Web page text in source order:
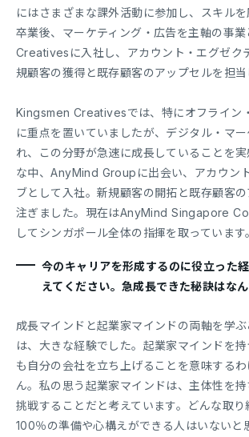
にはさまざまな課外活動に参加し、スキル
卒業後、マーケティング・広告を主軸の事
Creativesに入社し、アカウント・エグゼク
規顧客の獲得と既存顧客のアップセルを担当
Kingsmen Creativesでは、特にオフライン
に重点を置いていましたが、デジタル・マ
れ、この分野が急速に成長していることを
な中、AnyMind Groupに出会い、アカウン
ブとして入社。新規顧客の開拓と既存顧客
注ぎました。現在はAnyMind Singapore
してシンガポール全体の指揮を取っています
今のキャリアを形成するのに役立った
えてください。急成長できた秘訣はな
成長マインドと起業家マインドの両軸を学
は、大きな経験でした。起業家マインドを
も自分の会社を立ち上げることを意味する
ん。私の思う起業家マインドは、主体性を
挑戦することだと考えています。どんな取り
100％の準備や心構えができる人はいないと